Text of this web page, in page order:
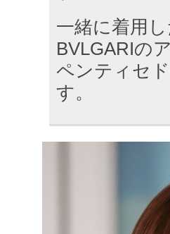
一緒に着用
BVLGARIの
ペンティセ
す。